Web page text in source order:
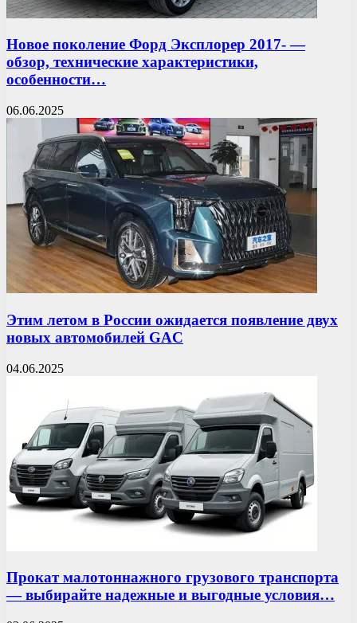
Новое поколение Форд Эксплорер 2017- —
обзор, технические характеристики,
особенности…
06.06.2025
Этим летом в России ожидается появление двух
новых автомобилей GAC
04.06.2025
Прокат малотоннажного грузового транспорта
— выбирайте надежные и выгодные условия…